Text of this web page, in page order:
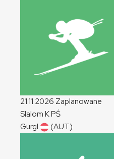
21.11.2026 Zaplanowane
Slalom KPŚ
Gurgl
(AUT)